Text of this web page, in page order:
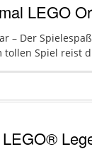
LEGO
– Der
tollen Spiel reist